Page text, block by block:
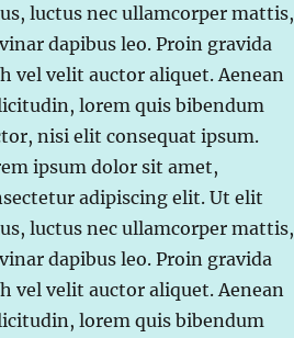
luctus nec ullamcorper mattis,
dapibus leo. Proin gravida
vel velit auctor aliquet. Aenean
lorem quis bibendum
nisi elit consequat ipsum.
ipsum dolor sit amet,
adipiscing elit. Ut elit
luctus nec ullamcorper mattis,
dapibus leo. Proin gravida
vel velit auctor aliquet. Aenean
lorem quis bibendum